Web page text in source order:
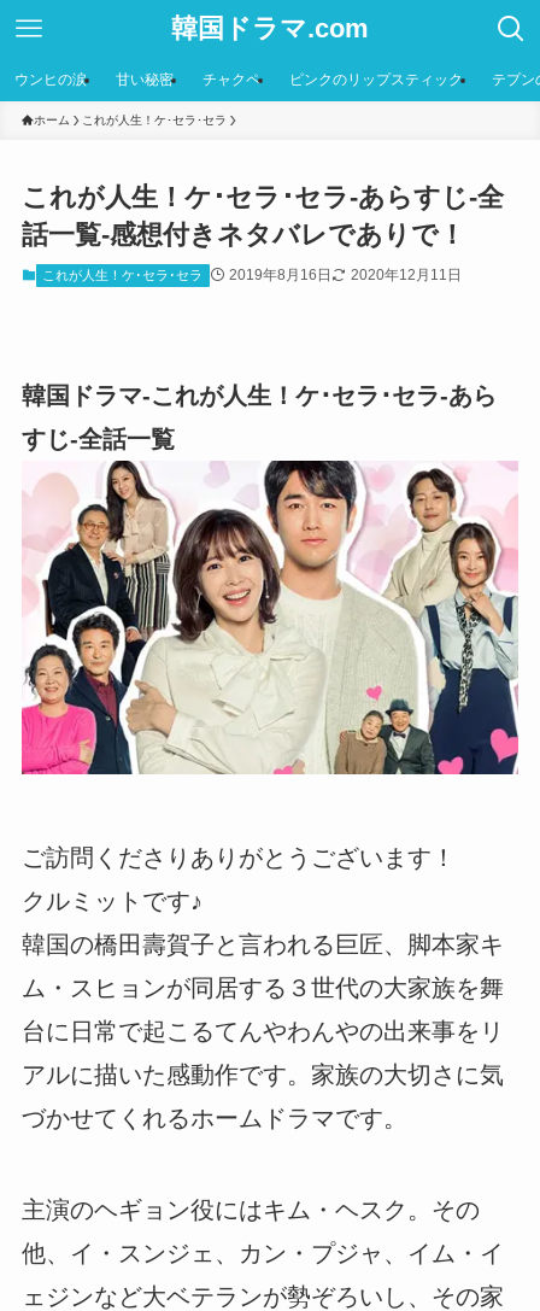
韓国ドラマ.com
ウンヒの涙 甘い秘密 チャクペ ピンクのリップスティック テプン
ホーム これが人生！ケ･セラ･セラ
これが人生！ケ･セラ･セラ-あらすじ-全
話一覧-感想付きネタバレでありで！
これが人生！ケ･セラ･セラ 2019年8月16日 2020年12月11日
韓国ドラマ-これが人生！ケ･セラ･セラ-あら
すじ-全話一覧
ご訪問くださりありがとうございます！
クルミットです♪
韓国の橋田壽賀子と言われる巨匠、脚本家キ
ム・スヒョンが同居する３世代の大家族を舞
台に日常で起こるてんやわんやの出来事をリ
アルに描いた感動作です。家族の大切さに気
づかせてくれるホームドラマです。
主演のヘギョン役にはキム・ヘスク。その
他、イ・スンジェ、カン・プジャ、イム・イ
ェジンなど大ベテランが勢ぞろいし、その家